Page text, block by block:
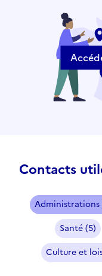
Contacts
Administrations
Santé (5)
Culture et